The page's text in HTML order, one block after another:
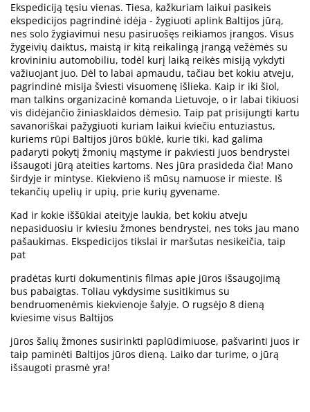
Ekspediciją tęsiu vienas. Tiesa, kažkuriam laikui pasikeis
ekspedicijos pagrindinė idėja - žygiuoti aplink Baltijos jūrą,
nes solo žygiavimui nesu pasiruošęs reikiamos įrangos. Visus
žygeivių daiktus, maistą ir kitą reikalingą įrangą vežėmės su
krovininiu automobiliu, todėl kurį laiką reikės misiją vykdyti
važiuojant juo. Dėl to labai apmaudu, tačiau bet kokiu atveju,
pagrindinė misija šviesti visuomenę išlieka. Kaip ir iki šiol,
man talkins organizacinė komanda Lietuvoje, o ir labai tikiuosi
vis didėjančio žiniasklaidos dėmesio. Taip pat prisijungti kartu
savanoriškai pažygiuoti kuriam laikui kviečiu entuziastus,
kuriems rūpi Baltijos jūros būklė, kurie tiki, kad galima
padaryti pokytį žmonių mąstyme ir pakviesti juos bendrystei
išsaugoti jūrą ateities kartoms. Nes jūra prasideda čia! Mano
širdyje ir mintyse. Kiekvieno iš mūsų namuose ir mieste. Iš
tekančių upelių ir upių, prie kurių gyvename.
Kad ir kokie iššūkiai ateityje laukia, bet kokiu atveju
nepasiduosiu ir kviesiu žmones bendrystei, nes toks jau mano
pašaukimas. Ekspedicijos tikslai ir maršutas nesikeičia, taip
pat
pradėtas kurti dokumentinis filmas apie jūros išsaugojimą
bus pabaigtas. Toliau vykdysime susitikimus su
bendruomenėmis kiekvienoje šalyje. O rugsėjo 8 dieną
kviesime visus Baltijos
jūros šalių žmones susirinkti paplūdimiuose, pašvarinti juos ir
taip paminėti Baltijos jūros dieną. Laiko dar turime, o jūrą
išsaugoti prasmė yra!